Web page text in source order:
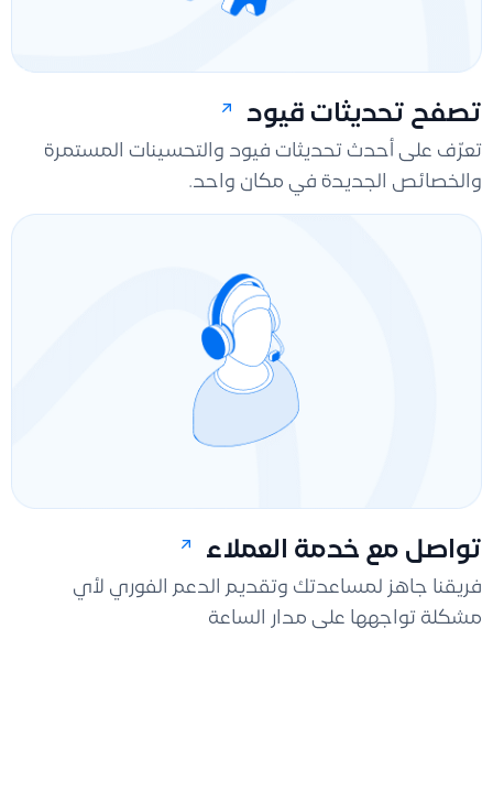
تصفح تحديثات قيود
تعرّف على أحدث تحديثات فيود والتحسينات المستمرة
والخصائص الجديدة في مكان واحد.
تواصل مع خدمة العملاء
فريقنا جاهز لمساعدتك وتقديم الدعم الفوري لأي
مشكلة تواجهها على مدار الساعة